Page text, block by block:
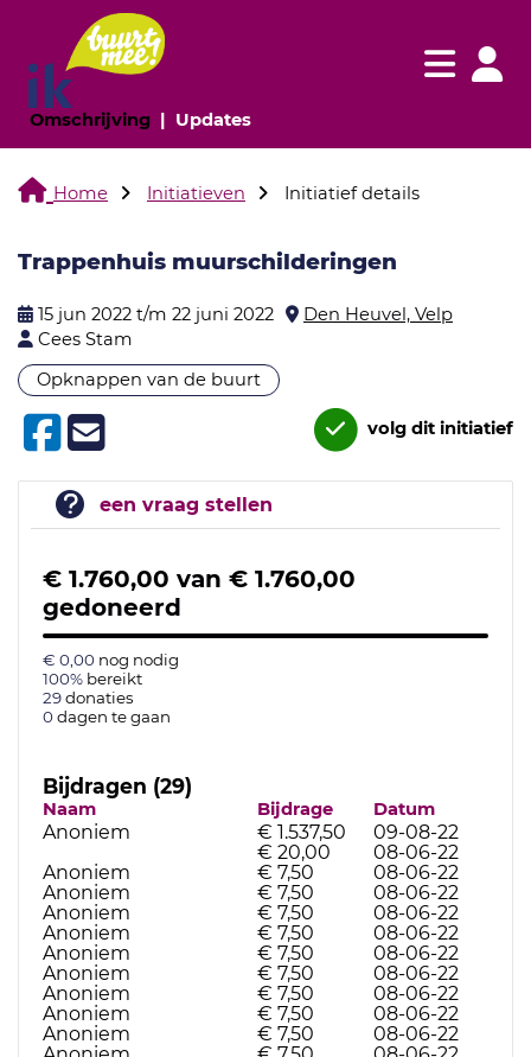
Omschrijving(huidige pagina)
Updates(huidige pagina)
Navigatie
Home Initiatieven Initiatief details
Trappenhuis muurschilderingen
15 jun 2022 t/m 22 juni 2022
Den Heuvel, Velp
Cees Stam
Opknappen van de buurt
volg dit initiatief
een vraag stellen
€ 1.760,00 van € 1.760,00
gedoneerd
€ 0,00 nog nodig
100% bereikt
29donaties
0dagen te gaan
Bijdragen (29)
Naam Bijdrage Datum
Anoniem € 1.537,50
09-08-22
€ 20,00
08-06-22
Anoniem
€ 7,50
08-06-22
Anoniem
€ 7,50
08-06-22
Anoniem
€ 7,50
08-06-22
Anoniem
€ 7,50
08-06-22
Anoniem
€ 7,50
08-06-22
Anoniem
€ 7,50
08-06-22
Anoniem
€ 7,50
08-06-22
Anoniem
€ 7,50
08-06-22
Anoniem
€ 7,50
08-06-22